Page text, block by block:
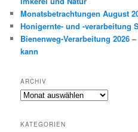
Monatsbetrachtungen August
Honigernte- und -verarbeitung
Bienenweg-Verarbeitung 2026
kann
ARCHIV
Archiv
KATEGORIEN